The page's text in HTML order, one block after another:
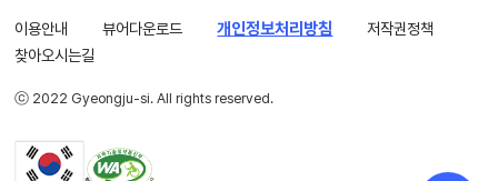
이용안내 뷰어다운로드 개인정보처리방침
저작권정책
찾아오시는길
ⓒ 2022 Gyeongju-si. All rights reserved.